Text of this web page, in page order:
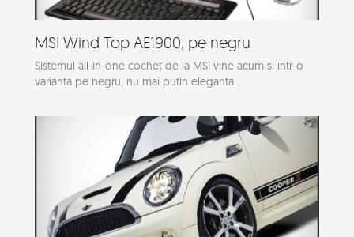
MSI Wind Top AE1900, pe negru
Sistemul all-in-one cochet de la MSI vine acum si intr-o
varianta pe negru, nu mai putin eleganta...